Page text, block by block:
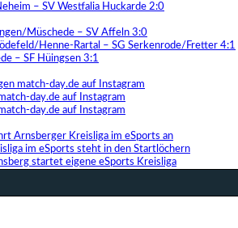
– SV Westfalia Huckarde 2:0
Müschede – SV Affeln 3:0
Henne-Rartal – SG Serkenrode/Fretter 4:1
– SF Hüingsen 3:1
match-day.de auf Instagram
day.de auf Instagram
day.de auf Instagram
Arnsberger Kreisliga im eSports an
im eSports steht in den Startlöchern
startet eigene eSports Kreisliga